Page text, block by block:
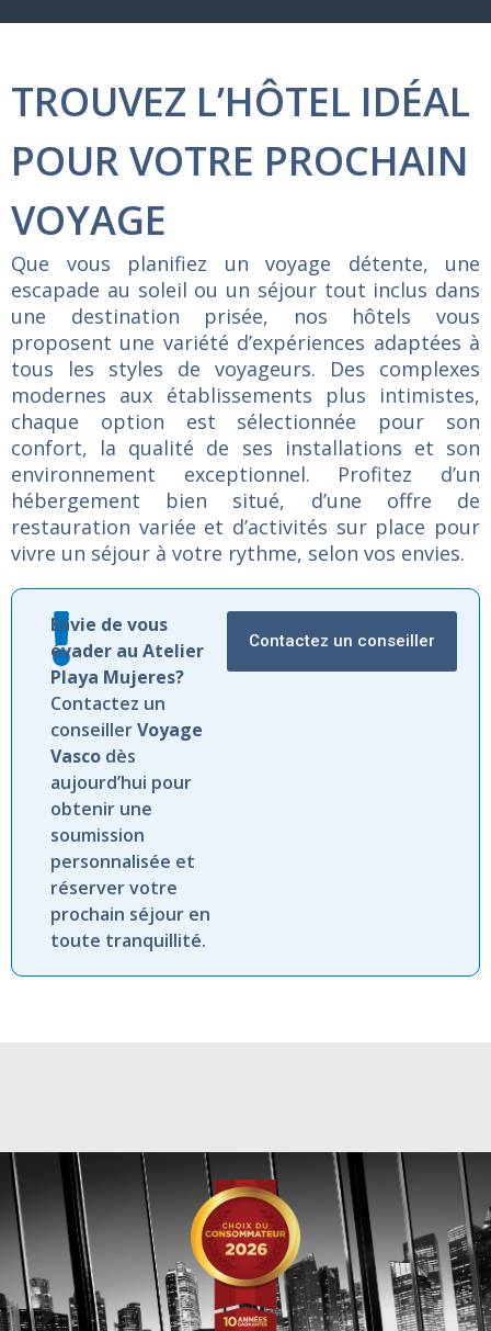
TROUVEZ L’HÔTEL IDÉAL
POUR VOTRE PROCHAIN
VOYAGE
Que vous planifiez un voyage détente, une
escapade au soleil ou un séjour tout inclus dans
une destination prisée, nos hôtelsvous
proposent une variété d’expériences adaptées à
tous les styles de voyageurs. Des complexes
modernes aux établissements plus intimistes,
chaque option est sélectionnée pour son
confort, la qualité de ses installations et son
environnement exceptionnel. Profitez d’un
hébergement bien situé, d’une offre de
restauration variée et d’activités sur place pour
vivre un séjour à votre rythme, selon vos envies.
Envie de vous
évader au Atelier
Playa Mujeres?
Contactez un
conseillerVoyage
Vasco dès
aujourd’hui pour
obtenir une
soumission
personnalisée et
réserver votre
prochain séjour en
toute tranquillité.
Contactez un conseiller